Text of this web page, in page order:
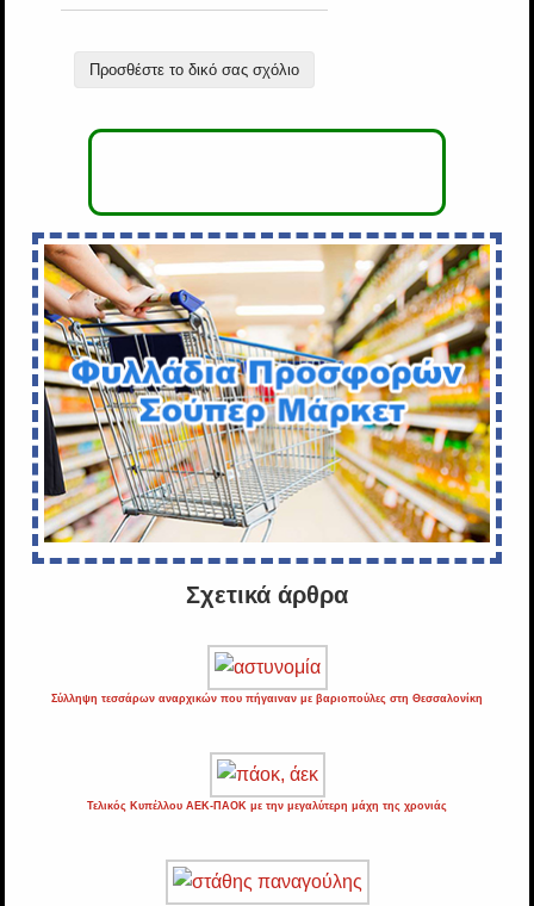
Προσθέστε το δικό σας σχόλιο
Σχετικά άρθρα
Σύλληψη τεσσάρων αναρχικών που πήγαιναν με βαριοπούλες στη Θεσσαλονίκη
Τελικός Κυπέλλου ΑΕΚ-ΠΑΟΚ με την μεγαλύτερη μάχη της χρονιάς